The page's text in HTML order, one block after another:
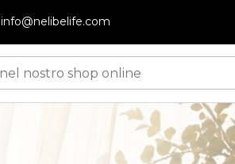
info@nelibelife.com